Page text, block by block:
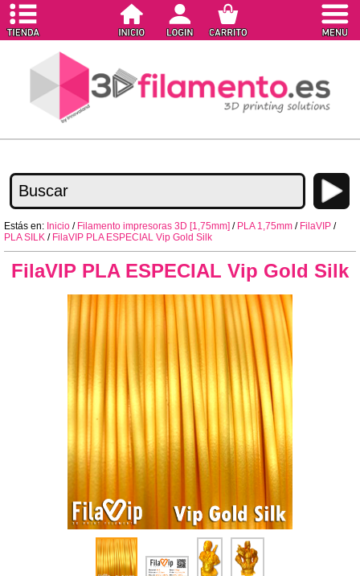
Estás en: Inicio / Filamento impresoras 3D [1,75mm] / PLA 1,75mm / FilaVIP /
PLA SILK / FilaVIP PLA ESPECIAL Vip Gold Silk
FilaVIP PLA ESPECIAL Vip Gold Silk